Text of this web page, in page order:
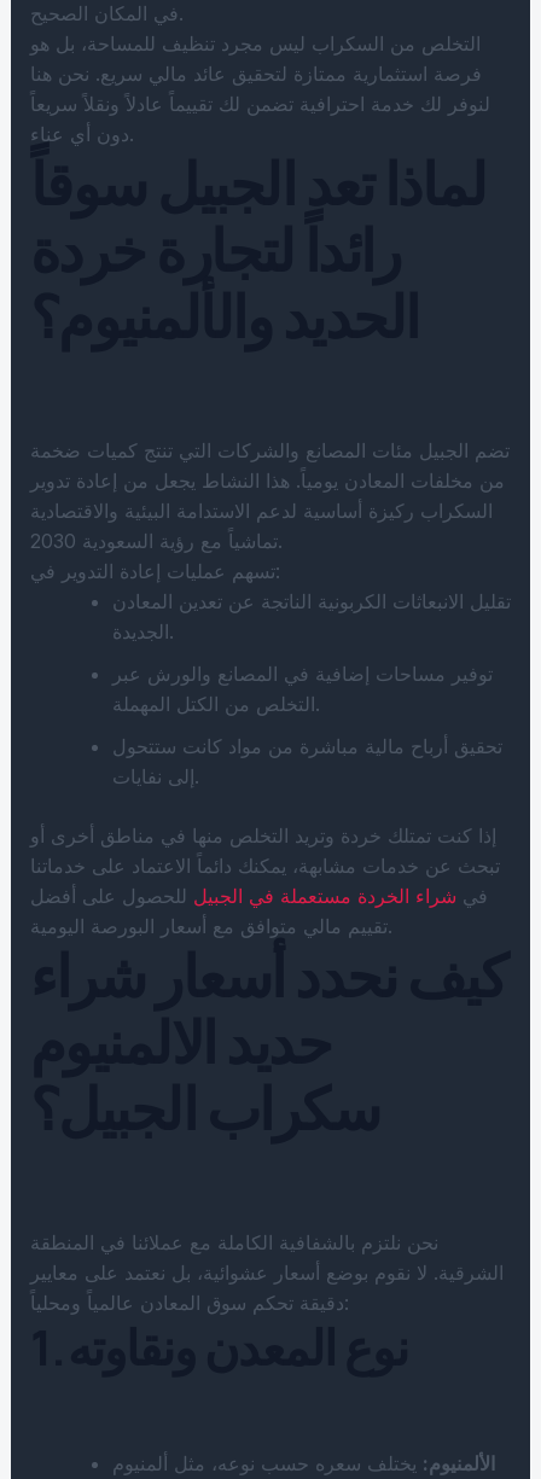
في المكان الصحيح.
التخلص من السكراب ليس مجرد تنظيف للمساحة، بل هو
فرصة استثمارية ممتازة لتحقيق عائد مالي سريع. نحن هنا
لنوفر لك خدمة احترافية تضمن لك تقييماً عادلاً ونقلاً سريعاً
دون أي عناء.
تضم الجبيل مئات المصانع والشركات التي تنتج كميات ضخمة
من مخلفات المعادن يومياً. هذا النشاط يجعل من إعادة تدوير
السكراب ركيزة أساسية لدعم الاستدامة البيئية والاقتصادية
تماشياً مع رؤية السعودية 2030.
تسهم عمليات إعادة التدوير في:
تقليل الانبعاثات الكربونية الناتجة عن تعدين المعادن
الجديدة.
توفير مساحات إضافية في المصانع والورش عبر
التخلص من الكتل المهملة.
تحقيق أرباح مالية مباشرة من مواد كانت ستتحول
إلى نفايات.
إذا كنت تمتلك خردة وتريد التخلص منها في مناطق أخرى أو
تبحث عن خدمات مشابهة، يمكنك دائماً الاعتماد على خدماتنا
في شراء الخردة مستعملة في الجبيل للحصول على أفضل
تقييم مالي متوافق مع أسعار البورصة اليومية.
نحن نلتزم بالشفافية الكاملة مع عملائنا في المنطقة
الشرقية. لا نقوم بوضع أسعار عشوائية، بل نعتمد على معايير
دقيقة تحكم سوق المعادن عالمياً ومحلياً:
الألمنيوم: يختلف سعره حسب نوعه، مثل ألمنيوم